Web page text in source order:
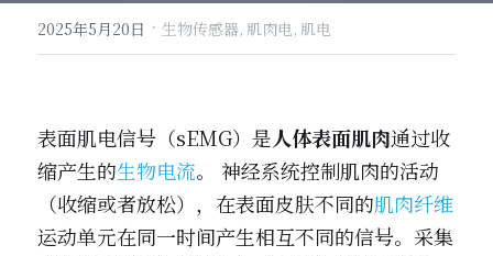
2025年5月20日 · 生物传感器, 肌肉电, 肌电
表面肌电信号（sEMG）是人体表面肌肉通过收
缩产生的生物电流。 神经系统控制肌肉的活动
（收缩或者放松），在表面皮肤不同的肌肉纤维
运动单元在同一时间产生相互不同的信号。采集